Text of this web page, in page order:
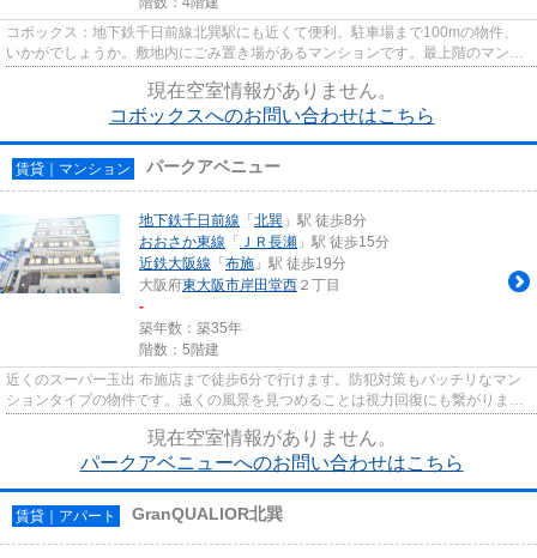
コボックス：地下鉄千日前線北巽駅にも近くて便利。駐車場まで100mの物件、
いかがでしょうか。敷地内にごみ置き場があるマンションです。最上階のマンシ
ョンです。当社スタッフが地域...
現在空室情報がありません。
コボックスへのお問い合わせはこちら
賃貸｜マンション パークアベニュー
地下鉄千日前線 「北巽 」駅 徒歩8分
おおさか東線 「 ＪＲ長瀬 」駅 徒歩15分
近鉄大阪線 「布施 」駅 徒歩19分
大阪府東大阪市岸田堂西 ２丁目
-
築年数：築35年
階数：5階建
近くのスーパー玉出 布施店まで徒歩6分で行けます。防犯対策もバッチリなマン
ションタイプの物件です。遠くの風景を見つめることは視力回復にも繋がります
ので健康的になれます。こち...
現在空室情報がありません。
パークアベニューへのお問い合わせはこちら
賃貸｜アパート GranQUALIOR北巽